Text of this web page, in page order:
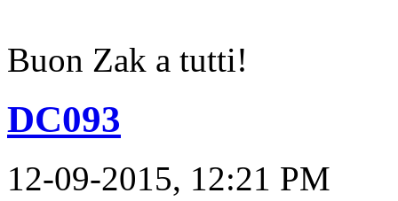
Buon Zak a tutti!
DC093
12-09-2015, 12:21 PM